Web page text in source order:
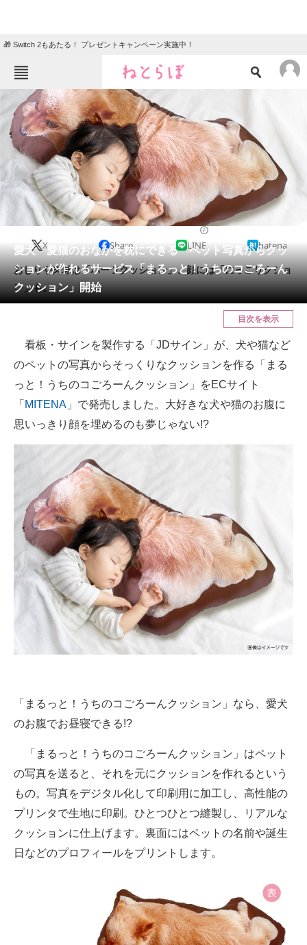
🎁 Switch 2もあたる！ プレゼントキャンペーン実施中！
ねとらぼメニュー
TOP ニュース
エンタメ クイズ
グルメ 地域
住まい 教育・育児
リサーチ
会員記事
メディア
注目記事を集めた総合ページ
スマホと通信の最新トレンド
好きが集まる 比べて選べる
AI活用のいまが分かる
企業ITのトレンドを詳説
経営リーダーのコミュニティ
マーケ×ITの今がよく分かる
ITエンジニア向け専門サイト
企業向けIT製品の総合サイト
モノづくり技術者専門サイト
エレクトロニクス専門サイト
電子設計の基本と応用
エネルギーの専門メディア
建設×テクノロジーの最前線
愛犬・愛猫のおなかを枕にできる ペット写真からクッ
ションが作れるサービス「まるっと！うちのコごろーん
クッション」開始
X Share LINE hatena
おしりや肉球は「パーツクッション」、顔には「にっこりクショ
ン」も。
目次を表示
看板・サインを製作する「JDサイン」が、犬や猫など
のペットの写真からそっくりなクッションを作る「まる
っと！うちのコごろーんクッション」をECサイト
「 MITENA 」で発売しました。大好きな犬や猫のお腹に
思いっきり顔を埋めるのも夢じゃない!?
「まるっと！うちのコごろーんクッション」なら、愛犬
のお腹でお昼寝できる!?
「まるっと！うちのコごろーんクッション」はペット
の写真を送ると、それを元にクッションを作れるという
もの。写真をデジタル化して印刷用に加工し、高性能の
プリンタで生地に印刷。ひとつひとつ縫製し、リアルな
クッションに仕上げます。裏面にはペットの名前や誕生
日などのプロフィールをプリントします。